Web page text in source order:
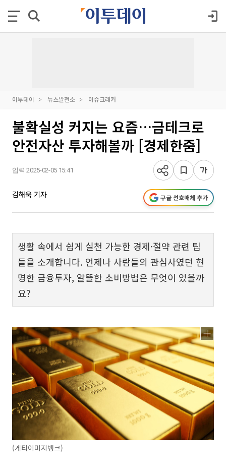
이투데이 뉴스발전소 이슈크래커
불확실성 커지는 요즘…금테크로
안전자산 투자해볼까 [경제한줌]
입력 2025-02-05 15:41
김해욱 기자 구글 선호매체 추가
생활 속에서 쉽게 실천 가능한 경제·절약 관련 팁
들을 소개합니다. 언제나 사람들의 관심사였던 현
명한 금융투자, 알뜰한 소비방법은 무엇이 있을까
요?
(게티이미지뱅크)